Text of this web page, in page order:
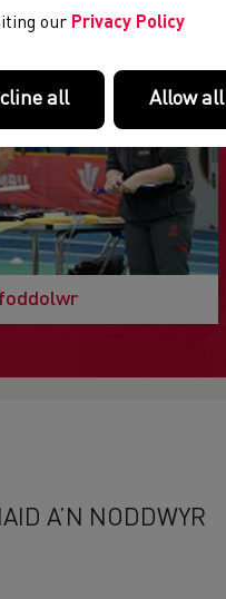
A’N NODDWYR
our Privacy Policy
all Allow all